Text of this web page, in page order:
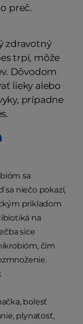
preč.
zdravotný
trpí, môže
Dôvodom
lieky alebo
prípadne
sa
sa niečo pokazí,
príkladom
na
síce
čím
bolesť
plynatosť,